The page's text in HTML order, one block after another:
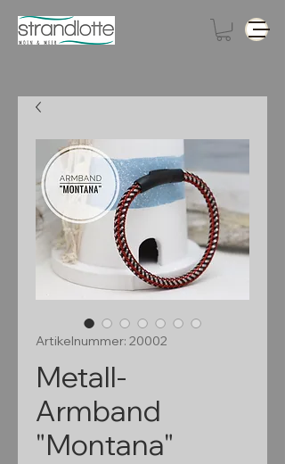
Artikelnummer: 20002
Metall-
Armband
"Montana"